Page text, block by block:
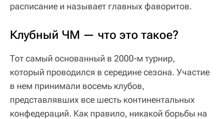
расписание и называет главных фаворитов.
Клубный ЧМ — что это такое?
Тот самый основанный в 2000-м турнир,
который проводился в середине сезона. Участие
в нем принимали восемь клубов,
представлявших все шесть континентальных
конфедераций. Как правило, никакой борьбы на